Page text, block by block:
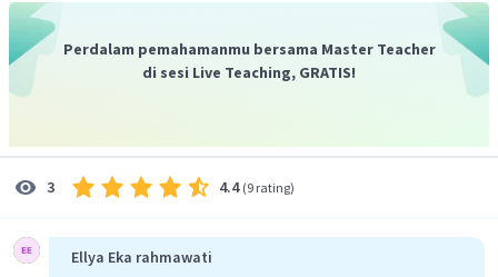
rad/s.
Jadi, jawaban yang tepat adalah E.
Perdalam pemahamanmu bersama Master Teacher
di sesi Live Teaching, GRATIS!
3 4.4 (9 rating)
Ellya Eka rahmawati